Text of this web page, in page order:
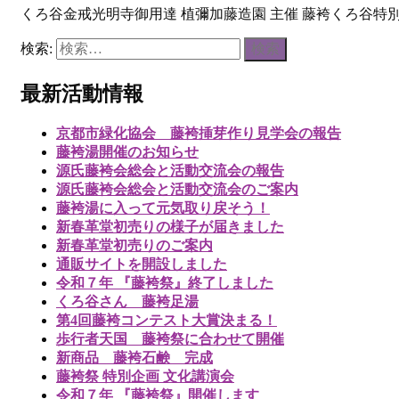
くろ谷金戒光明寺御用達 植彌加藤造園 主催 藤袴くろ谷特
検索:
最新活動情報
京都市緑化協会 藤袴挿芽作り見学会の報告
藤袴湯開催のお知らせ
源氏藤袴会総会と活動交流会の報告
源氏藤袴会総会と活動交流会のご案内
藤袴湯に入って元気取り戻そう！
新春革堂初売りの様子が届きました
新春革堂初売りのご案内
通販サイトを開設しました
令和７年 『藤袴祭』終了しました
くろ谷さん 藤袴足湯
第4回藤袴コンテスト大賞決まる！
歩行者天国 藤袴祭に合わせて開催
新商品 藤袴石鹸 完成
藤袴祭 特別企画 文化講演会
令和７年 『藤袴祭』開催します